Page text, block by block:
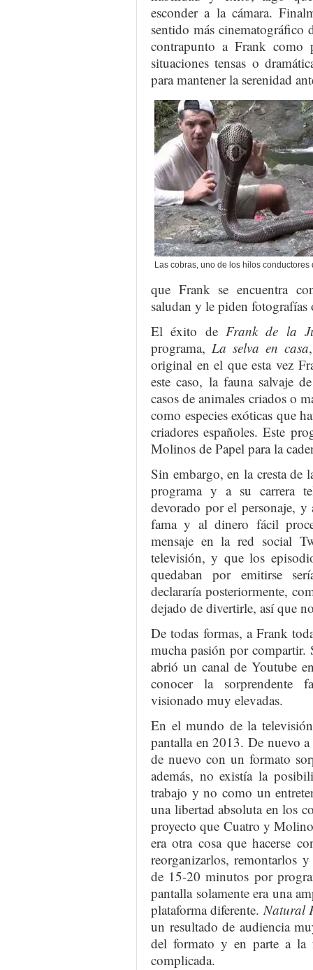
esconder a la cámara.
sentido más cinematográfico
contrapunto a Frank como
situaciones tensas o
para mantener la serenidad
Las cobras, uno de los hilos conductores
que Frank se encuentra
saludan y le piden fotografías
El éxito de Frank de la
programa,La selva en casa
original en el que esta vez
este caso, la fauna salvaje
casos de animales criados o
como especies exóticas que
criadores españoles. Este
Molinos de Papel para la
Sin embargo, en la cresta
programa y a su carrera
devorado por el personaje, y
fama y al dinero fácil
mensaje en la red social
televisión, y que los
quedaban por emitirse
declararía posteriormente,
dejado de divertirle, así que
De todas formas, a Frank
mucha pasión por compartir.
abrió un canal de Youtube
conocer la sorprendente
visionado muy elevadas.
En el mundo de la
pantalla en 2013. De nuevo
de nuevo con un formato
además, no existía la
trabajo y no como un
una libertad absoluta en los
proyecto que Cuatro y
era otra cosa que hacerse
reorganizarlos, remontarlos
de 15-20 minutos por
pantalla solamente era una
plataforma diferente.Natural
un resultado de audiencia
del formato y en parte a la
complicada.